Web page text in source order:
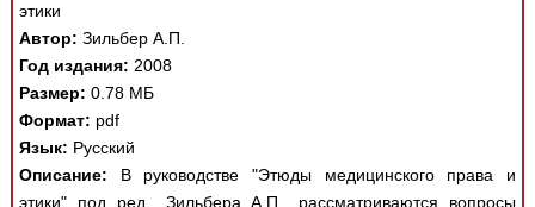
этики
Автор: Зильбер А.П.
Год издания: 2008
Размер: 0.78 МБ
Формат: pdf
Язык: Русский
Описание: В руководстве "Этюды медицинского права и
этики" под ред., Зильбера А.П., рассматриваются вопросы